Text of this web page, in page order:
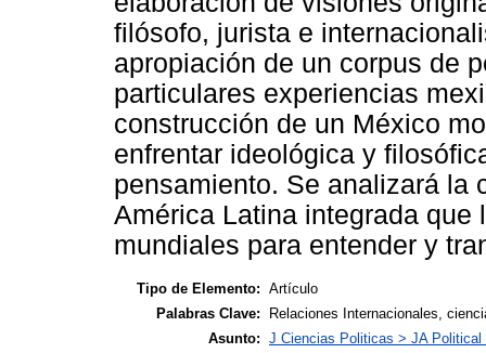
filósofo, jurista e
apropiación de un corpus de
particulares experiencias
construcción de un México
enfrentar ideológica y
pensamiento. Se analizará la
América Latina integrada
mundiales para entender y
Tipo de Elemento: Artículo
Palabras Clave:
Relaciones Internacionales,
Asunto: J Ciencias Politicas > JA Political